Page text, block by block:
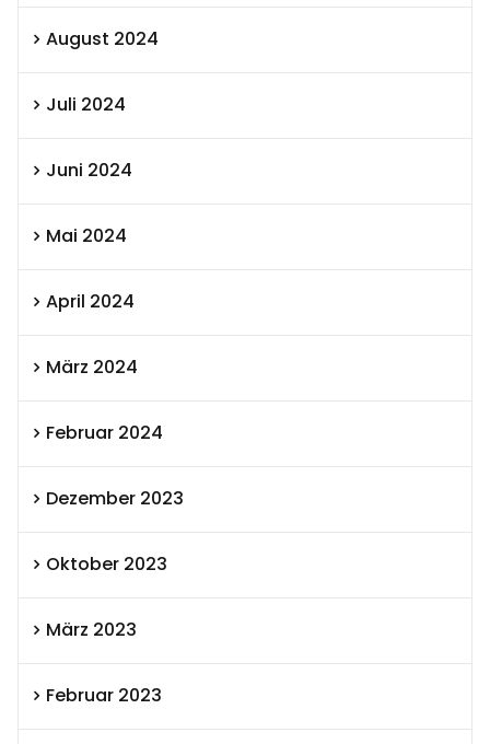
August 2024
Juli 2024
Juni 2024
Mai 2024
April 2024
März 2024
Februar 2024
Dezember 2023
Oktober 2023
März 2023
Februar 2023